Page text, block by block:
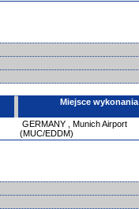
Miejsce wykonania
GERMANY
Munich Airport
(MUC/EDDM)